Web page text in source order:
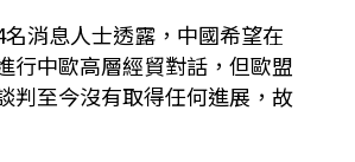
名消息人士透露，中國希望在
行中歐高層經貿對話，但歐盟
判至今沒有取得任何進展，故